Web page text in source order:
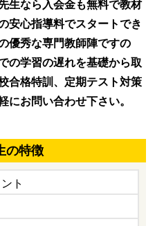
生なら入会金も無料で教材
安心指導料でスタートでき
優秀な専門教師陣ですの
の学習の遅れを基礎から取
合格特訓、定期テスト対策
にお問い合わせ下さい。
の特徴
ト